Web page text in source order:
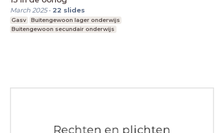
March 2025- 22 slides
Gasv
Buitengewoon lager onderwijs
Buitengewoon secundair onderwijs